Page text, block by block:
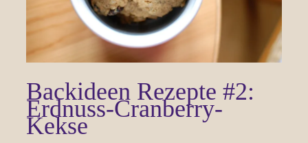
Backideen Rezepte #2:
Erdnuss-Cranberry-
Kekse